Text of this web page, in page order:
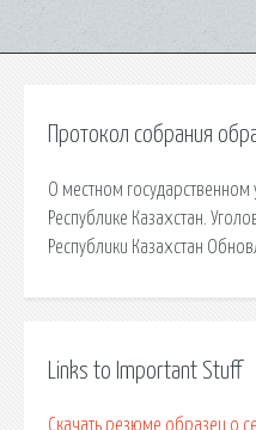
Протокол собрания
О местном
Республике Казахстан.
Республики Казахстан
Links to Important Stuff
Скачать резюме образец о